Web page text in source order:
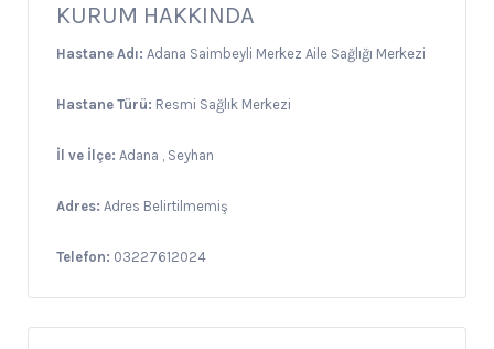
KURUM HAKKINDA
Hastane Adı: Adana Saimbeyli Merkez Aile Sağlığı Merkezi
Hastane Türü: Resmi Sağlık Merkezi
İl ve İlçe: Adana , Seyhan
Adres: Adres Belirtilmemiş
Telefon: 03227612024